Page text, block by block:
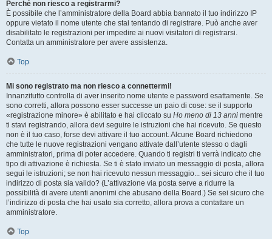
Perché non riesco a registrarmi?
È possibile che l’amministratore della Board abbia bannato il tuo indirizzo IP
oppure vietato il nome utente che stai tentando di registrare. Può anche aver
disabilitato le registrazioni per impedire ai nuovi visitatori di registrarsi.
Contatta un amministratore per avere assistenza.
Top
Mi sono registrato ma non riesco a connettermi!
Innanzitutto controlla di aver inserito nome utente e password esattamente. Se
sono corretti, allora possono esser successe un paio di cose: se il supporto
«registrazione minore» è abilitato e hai cliccato su Ho meno di 13 anni mentre
ti stavi registrando, allora devi seguire le istruzioni che hai ricevuto. Se questo
non è il tuo caso, forse devi attivare il tuo account. Alcune Board richiedono
che tutte le nuove registrazioni vengano attivate dall’utente stesso o dagli
amministratori, prima di poter accedere. Quando ti registri ti verrà indicato che
tipo di attivazione è richiesta. Se ti è stato inviato un messaggio di posta, allora
segui le istruzioni; se non hai ricevuto nessun messaggio... sei sicuro che il tuo
indirizzo di posta sia valido? (L’attivazione via posta serve a ridurre la
possibilità di avere utenti anonimi che abusano della Board.) Se sei sicuro che
l’indirizzo di posta che hai usato sia corretto, allora prova a contattare un
amministratore.
Top